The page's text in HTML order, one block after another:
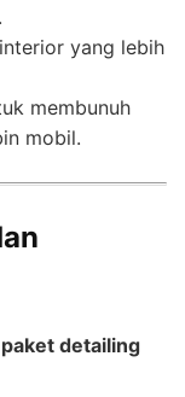
yang lebih
membunuh
mobil.
paket detailing